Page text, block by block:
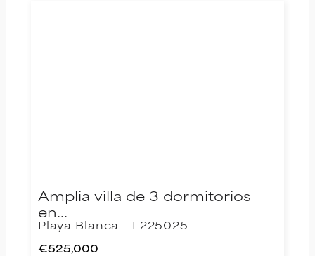
Amplia villa de 3 dormitorios
en…
Playa Blanca – L225025
€525,000